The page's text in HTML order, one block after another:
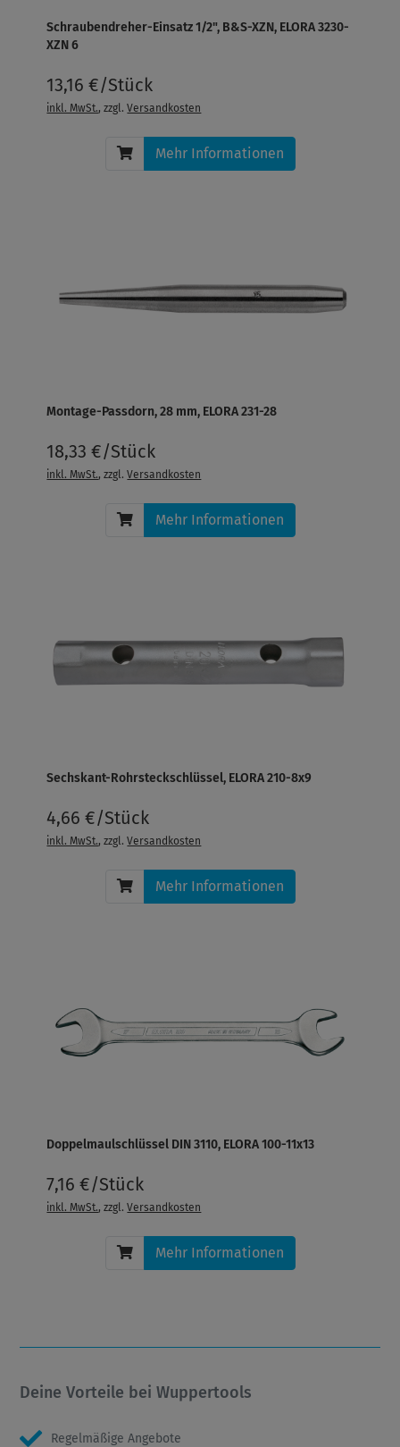
Schraubendreher-Einsatz 1/2", B&S-XZN, ELORA 3230-
XZN 6
13,16 €/Stück
inkl. MwSt., zzgl.Versandkosten
Mehr Informationen
Montage-Passdorn, 28 mm, ELORA 231-28
18,33 €/Stück
inkl. MwSt., zzgl.Versandkosten
Mehr Informationen
Sechskant-Rohrsteckschlüssel, ELORA 210-8x9
4,66 €/Stück
inkl. MwSt., zzgl.Versandkosten
Mehr Informationen
Doppelmaulschlüssel DIN 3110, ELORA 100-11x13
7,16 €/Stück
inkl. MwSt., zzgl.Versandkosten
Mehr Informationen
Deine Vorteile bei Wuppertools
Regelmäßige Angebote